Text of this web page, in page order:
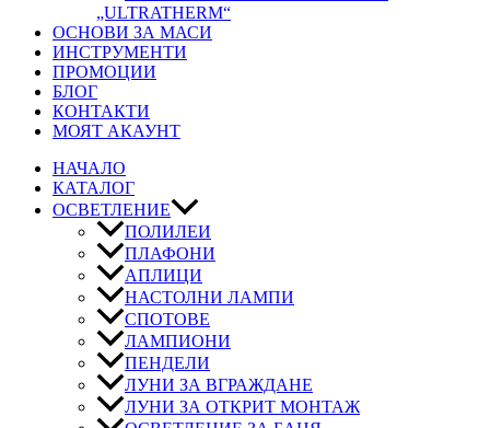
„ULTRATHERM“
ОСНОВИ ЗА МАСИ
ИНСТРУМЕНТИ
ПРОМОЦИИ
БЛОГ
КОНТАКТИ
МОЯТ АКАУНТ
НАЧАЛО
КАТАЛОГ
ОСВЕТЛЕНИЕ
ПОЛИЛЕИ
ПЛАФОНИ
АПЛИЦИ
НАСТОЛНИ ЛАМПИ
СПОТОВЕ
ЛАМПИОНИ
ПЕНДЕЛИ
ЛУНИ ЗА ВГРАЖДАНЕ
ЛУНИ ЗА ОТКРИТ МОНТАЖ